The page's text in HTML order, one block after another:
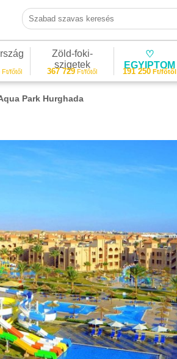
Szabad szavas keresés
Ft/főtől
Zöld-foki-
szigetek
367 729 Ft/főtől
♡
EGYIPTOM
191 250Ft/főtől
Park Hurghada